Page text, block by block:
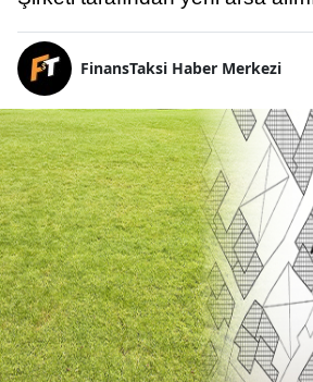
FinansTaksi Haber Merkezi